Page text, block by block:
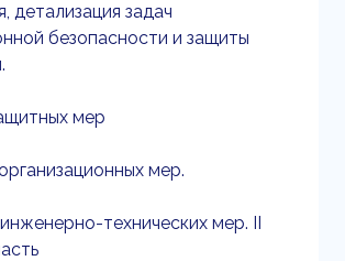
детализация задач
безопасности и защиты
мер
мер.
технических мер. II